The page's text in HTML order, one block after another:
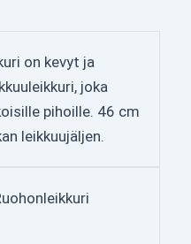
on kevyt ja
joka
pihoille. 46 cm
leikkuujäljen.